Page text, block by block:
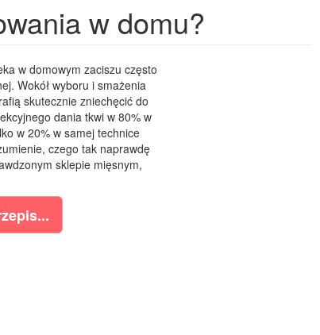
w domu?
w domowym zaciszu często
Wokół wyboru i smażenia
skutecznie zniechęcić do
dania tkwi w 80% w
w 20% w samej technice
czego tak naprawdę
sklepie mięsnym,